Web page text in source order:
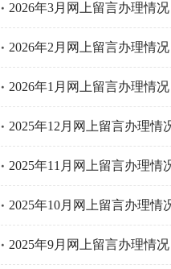
2026年3月网上留言办理情况
2026年2月网上留言办理情况
2026年1月网上留言办理情况
2025年12月网上留言办理情
2025年11月网上留言办理情
2025年10月网上留言办理情
2025年9月网上留言办理情况